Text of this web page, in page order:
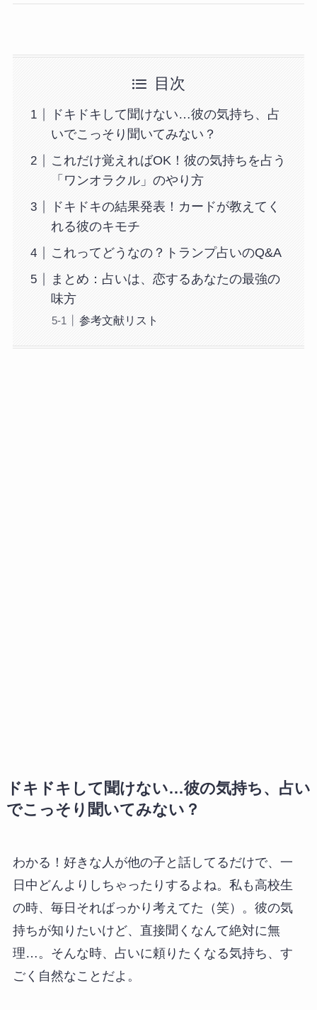
目次
ドキドキして聞けない…彼の気持ち、占
いでこっそり聞いてみない？
これだけ覚えればOK！彼の気持ちを占う
「ワンオラクル」のやり方
ドキドキの結果発表！カードが教えてく
れる彼のキモチ
これってどうなの？トランプ占いのQ&A
まとめ：占いは、恋するあなたの最強の
味方
参考文献リスト
ドキドキして聞けない…彼の気持ち、占い
でこっそり聞いてみない？
わかる！好きな人が他の子と話してるだけで、一
日中どんよりしちゃったりするよね。私も高校生
の時、毎日そればっかり考えてた（笑）。彼の気
持ちが知りたいけど、直接聞くなんて絶対に無
理…。そんな時、占いに頼りたくなる気持ち、す
ごく自然なことだよ。